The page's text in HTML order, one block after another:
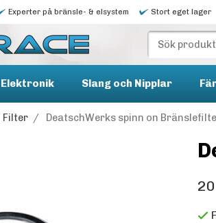
Experter på bränsle- & elsystem Stort eget lager
Elektronik Slang och Nipplar
Filter / DeatschWerks spinn on